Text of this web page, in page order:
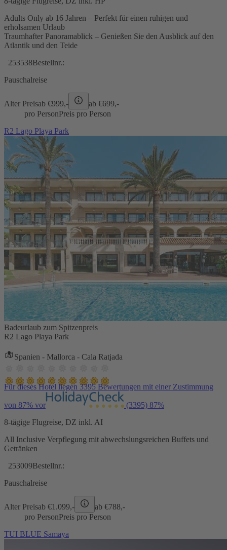
Adults Only ab 16 Jahren – Perfekt für einen ruhigen und
erholsamen Urlaub
Traumhafter Panoramablick – Genießen Sie den Ausblick auf den
Atlantik und den Teide
253538Bestellnr.:
Pauschalreise
Alter Preisab €999,- ab €699,-
pro PersonPreis pro Person
R2 Lago Playa Park
Badeurlaub zum Spitzenpreis
R2 Lago Playa Park
Spanien - Mallorca - Cala Ratjada
Für dieses Hotel liegen 3395 Bewertungen mit einer Zustimmung
von 87% vor (3395) 87%
8-tägige Flugreise, DZ inkl. AI
All Inclusive Verpflegung mit abwechslungsreichen Buffets und
Getränken
253009Bestellnr.:
Pauschalreise
Alter Preisab €1.099,- ab €788,-
pro PersonPreis pro Person
TUI BLUE Samaya